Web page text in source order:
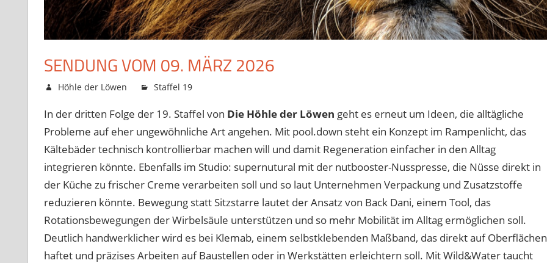
SENDUNG VOM 09. MÄRZ 2026
6. März 2026
Höhle der Löwen Staffel 19
vom
09.
März
2026
In der dritten Folge der 19. Staffel von Die Höhle der Löwen geht es erneut um Ideen, die alltägliche
Probleme auf eher ungewöhnliche Art angehen. Mit pool.down steht ein Konzept im Rampenlicht, das
Kältebäder technisch kontrollierbar machen will und damit Regeneration einfacher in den Alltag
integrieren könnte. Ebenfalls im Studio: supernutural mit der nutbooster-Nusspresse, die Nüsse direkt in
der Küche zu frischer Creme verarbeiten soll und so laut Unternehmen Verpackung und Zusatzstoffe
reduzieren könnte. Bewegung statt Sitzstarre lautet der Ansatz von Back Dani, einem Tool, das
Rotationsbewegungen der Wirbelsäule unterstützen und so mehr Mobilität im Alltag ermöglichen soll.
Deutlich handwerklicher wird es bei Klemab, einem selbstklebenden Maßband, das direkt auf Oberflächen
haftet und präzises Arbeiten auf Baustellen oder in Werkstätten erleichtern soll. Mit Wild&Water taucht